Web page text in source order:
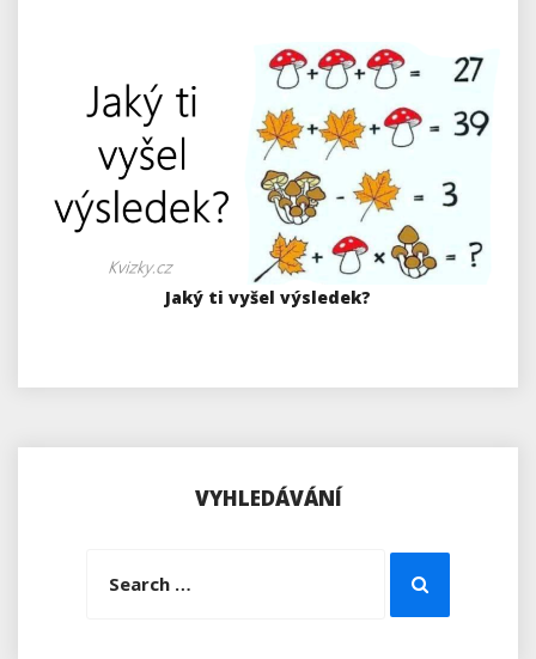
Jaký ti vyšel výsledek?
VYHLEDÁVÁNÍ
Search